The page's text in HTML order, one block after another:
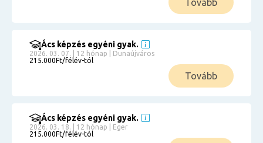
Tovább
Ács képzés egyéni gyak.
2026. 03. 07. | 12 hónap | Dunaújváros
215.000Ft/félév-tól
Tovább
Ács képzés egyéni gyak.
2026. 03. 18. | 12 hónap | Eger
215.000Ft/félév-tól